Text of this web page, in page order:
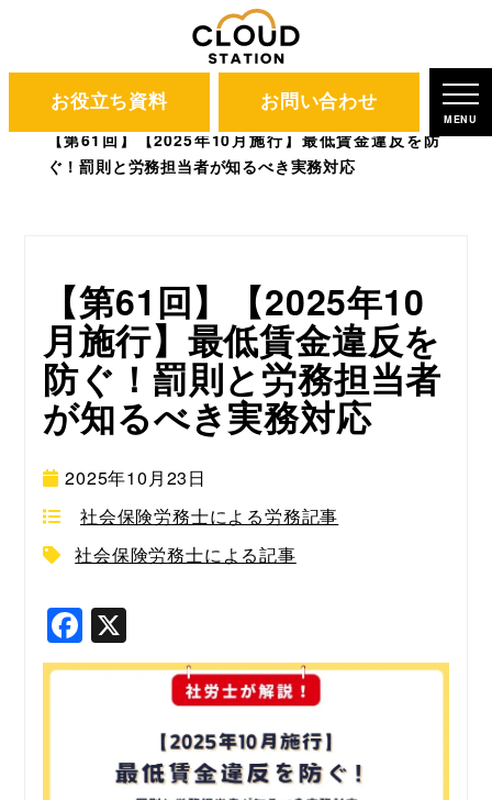
お役立ち資料 お問い合わせ
MENU
CLOUD STATION
ブログ
【第61回】【2025年10月施行】最低賃金違反を防
ぐ！罰則と労務担当者が知るべき実務対応
【第61回】【2025年10
月施行】最低賃金違反を
防ぐ！罰則と労務担当者
が知るべき実務対応
2025年10月23日
社会保険労務士による労務記事
社会保険労務士による記事
F
a